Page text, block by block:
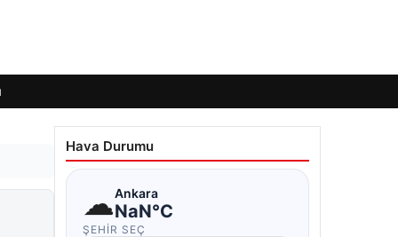
Hava Durumu
☁Ankara
NaN°C
ŞEHIR SEÇ